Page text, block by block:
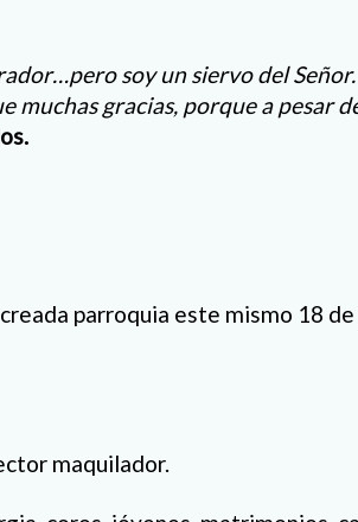
soy un siervo del Señor.
muchas gracias, porque a pesar
parroquia este mismo 18
maquilador.